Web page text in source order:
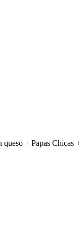
queso + Papas Chicas +